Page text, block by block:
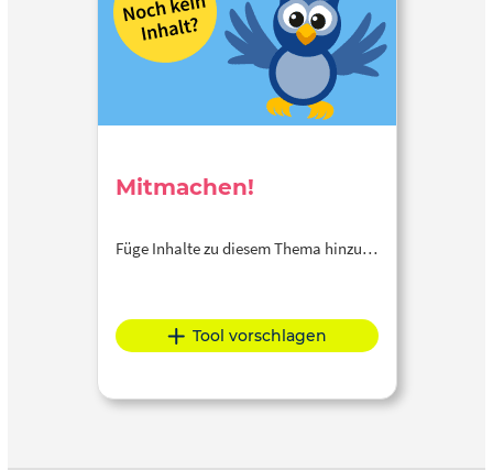
Mitmachen!
Füge Inhalte zu diesem Thema hinzu…
Tool vorschlagen